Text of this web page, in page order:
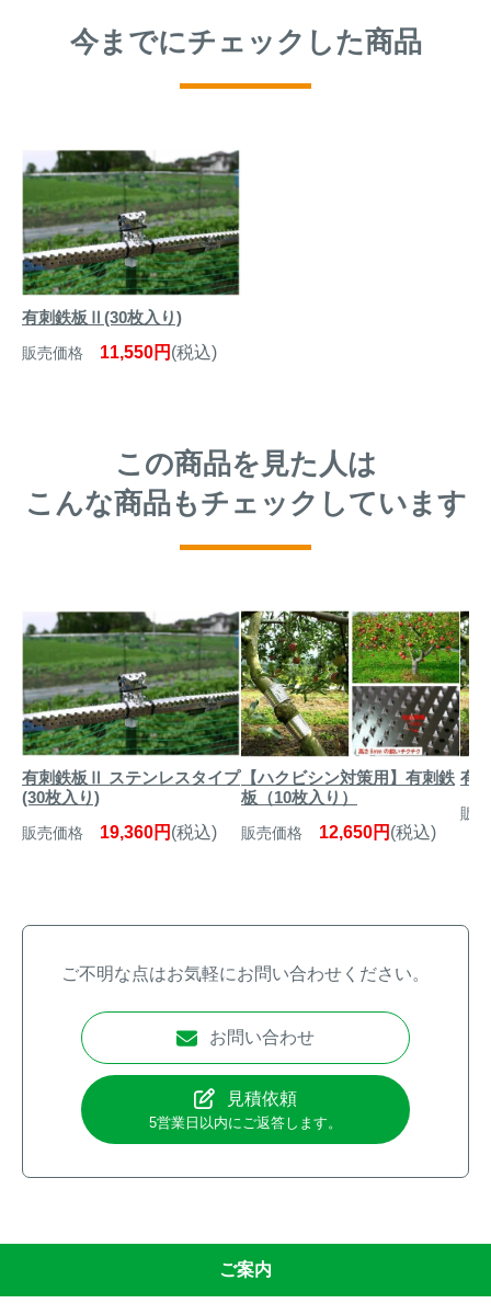
今までにチェックした商品
有刺鉄板Ⅱ(30枚入り)
販売価格 11,550円 (税込)
この商品を見た人は
こんな商品もチェックしています
有刺鉄板Ⅱ ステンレスタイプ
(30枚入り)
販売価格 19,360円 (税込)
【ハクビシン対策用】有刺鉄
板（10枚入り）
販売価格 12,650円 (税込)
有
販
ご不明な点はお気軽にお問い合わせください。
お問い合わせ
見積依頼
5営業日以内にご返答します。
ご案内